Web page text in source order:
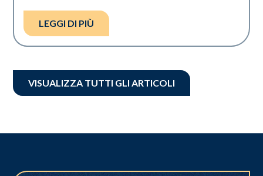
LEGGI DI PIÙ
VISUALIZZA TUTTI GLI ARTICOLI